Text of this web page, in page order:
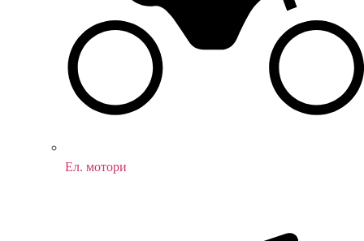
Ел. мотори